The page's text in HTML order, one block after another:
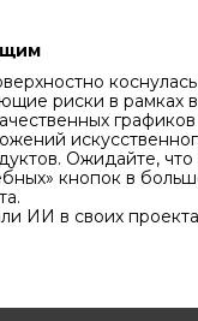
риски в рамках
Ожидайте,
кнопок в
ИИ в своих